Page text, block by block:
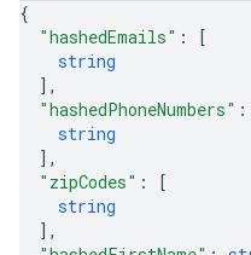
{
"hashedEmails" :
[
string
] ,
"hashedPhoneNumbers" :
string
] ,
"zipCodes" :
[
string
] ,